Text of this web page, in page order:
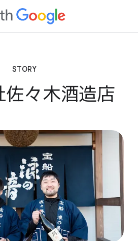
STORY
佐々​木酒造店